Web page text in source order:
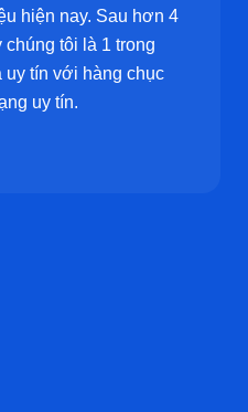
hiện nay. Sau hơn 4
tôi là 1 trong
tín với hàng chục
uy tín.